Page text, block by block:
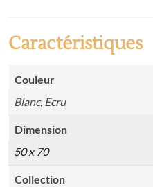
Caractéristiques
Couleur
Blanc, Ecru
Dimension
50 x 70
Collection